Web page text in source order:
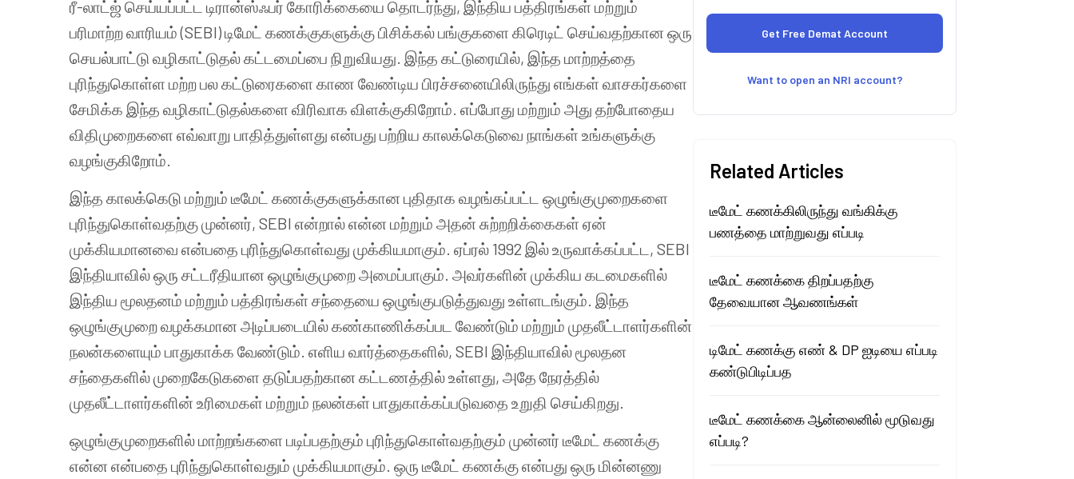
ரீ-லாட்ஜ் செய்யப்பட்ட டிரான்ஸ்ஃபர் கோரிக்கையை தொடர்ந்து, இந்திய பத்திரங்கள் மற்றும்
பரிமாற்ற வாரியம் (SEBI) டிமேட் கணக்குகளுக்கு பிசிக்கல் பங்குகளை கிரெடிட் செய்வதற்கான ஒரு
செயல்பாட்டு வழிகாட்டுதல் கட்டமைப்பை நிறுவியது. இந்த கட்டுரையில், இந்த மாற்றத்தை
புரிந்துகொள்ள மற்ற பல கட்டுரைகளை காண வேண்டிய பிரச்சனையிலிருந்து எங்கள் வாசகர்களை
சேமிக்க இந்த வழிகாட்டுதல்களை விரிவாக விளக்குகிறோம். எப்போது மற்றும் அது தற்போதைய
விதிமுறைகளை எவ்வாறு பாதித்துள்ளது என்பது பற்றிய காலக்கெடுவை நாங்கள் உங்களுக்கு
வழங்குகிறோம்.
இந்த காலக்கெடு மற்றும் டீமேட் கணக்குகளுக்கான புதிதாக வழங்கப்பட்ட ஒழுங்குமுறைகளை
புரிந்துகொள்வதற்கு முன்னர், SEBI என்றால் என்ன மற்றும் அதன் சுற்றறிக்கைகள் ஏன்
முக்கியமானவை என்பதை புரிந்துகொள்வது முக்கியமாகும். ஏப்ரல் 1992 இல் உருவாக்கப்பட்ட, SEBI
இந்தியாவில் ஒரு சட்டரீதியான ஒழுங்குமுறை அமைப்பாகும். அவர்களின் முக்கிய கடமைகளில்
இந்திய மூலதனம் மற்றும் பத்திரங்கள் சந்தையை ஒழுங்குபடுத்துவது உள்ளடங்கும். இந்த
ஒழுங்குமுறை வழக்கமான அடிப்படையில் கண்காணிக்கப்பட வேண்டும் மற்றும் முதலீட்டாளர்களின்
நலன்களையும் பாதுகாக்க வேண்டும். எளிய வார்த்தைகளில், SEBI இந்தியாவில் மூலதன
சந்தைகளில் முறைகேடுகளை தடுப்பதற்கான கட்டணத்தில் உள்ளது, அதே நேரத்தில்
முதலீட்டாளர்களின் உரிமைகள் மற்றும் நலன்கள் பாதுகாக்கப்படுவதை உறுதி செய்கிறது.
ஒழுங்குமுறைகளில் மாற்றங்களை படிப்பதற்கும் புரிந்துகொள்வதற்கும் முன்னர் டீமேட் கணக்கு
என்ன என்பதை புரிந்துகொள்வதும் முக்கியமாகும். ஒரு டீமேட் கணக்கு என்பது ஒரு மின்னணு
Want to open an NRI account?
Related Articles
டீமேட் கணக்கிலிருந்து வங்கிக்கு
பணத்தை மாற்றுவது எப்படி
டீமேட் கணக்கை திறப்பதற்கு
தேவையான ஆவணங்கள்
டிமேட் கணக்கு எண் & DP ஐடியை எப்படி
கண்டுபிடிப்பத
டீமேட் கணக்கை ஆன்லைனில் மூடுவது
எப்படி?